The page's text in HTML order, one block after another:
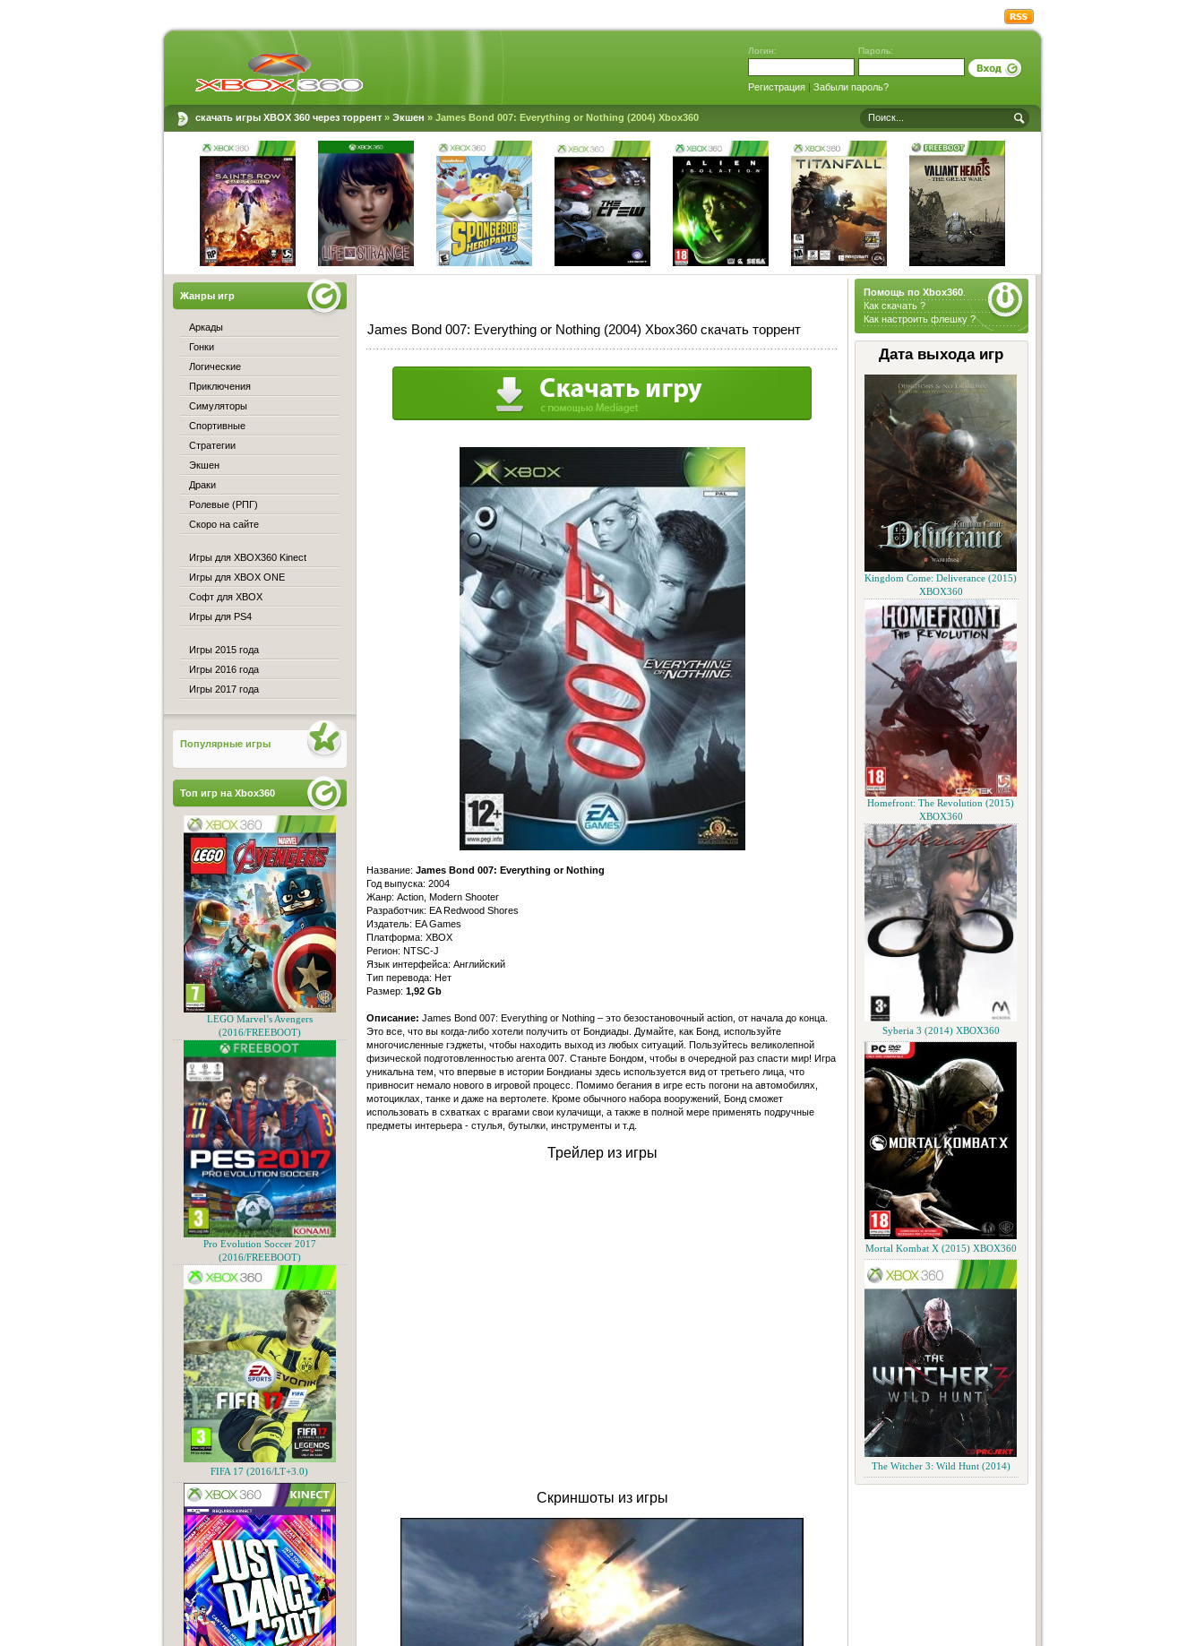
Логин: Пароль:
Регистрация| Забыли пароль?
скачать игры XBOX 360 через торрент» Экшен » James Bond 007: Everything or Nothing (2004) Xbox360
Помощь по Xbox360.
Как скачать ?
Как настроить флешку ?
Дата выхода игр
Kingdom Come: Deliverance (2015)
XBOX360
Homefront: The Revolution (2015)
XBOX360
Syberia 3 (2014) XBOX360
Mortal Kombat X (2015) XBOX360
The Witcher 3: Wild Hunt (2014)
James Bond 007: Everything or Nothing (2004) Xbox360 скачать торрент
Название: James Bond 007: Everything or Nothing
Год выпуска: 2004
Жанр: Action, Modern Shooter
Разработчик: EA Redwood Shores
Издатель: EA Games
Платформа: XBOX
Регион: NTSC-J
Язык интерфейса: Английский
Тип перевода: Нет
Размер: 1,92 Gb
Описание: James Bond 007: Everything or Nothing – это безостановочный action, от начала до конца.
Это все, что вы когда-либо хотели получить от Бондиады. Думайте, как Бонд, используйте
многочисленные гэджеты, чтобы находить выход из любых ситуаций. Пользуйтесь великолепной
физической подготовленностью агента 007. Станьте Бондом, чтобы в очередной раз спасти мир! Игра
уникальна тем, что впервые в истории Бондианы здесь используется вид от третьего лица, что
привносит немало нового в игровой процесс. Помимо бегания в игре есть погони на автомобилях,
мотоциклах, танке и даже на вертолете. Кроме обычного набора вооружений, Бонд сможет
использовать в схватках с врагами свои кулачищи, а также в полной мере применять подручные
предметы интерьера - стулья, бутылки, инструменты и т.д.
Трейлер из игры
Скриншоты из игры
Жанры игр
Аркады
Гонки
Логические
Приключения
Симуляторы
Спортивные
Стратегии
Экшен
Драки
Ролевые (РПГ)
Скоро на сайте
Игры для XBOX360 Kinect
Игры для XBOX ONE
Софт для XBOX
Игры для PS4
Игры 2015 года
Игры 2016 года
Игры 2017 года
Популярные игры
Топ игр на Xbox360
LEGO Marvel’s Avengers
(2016/FREEBOOT)
Pro Evolution Soccer 2017
(2016/FREEBOOT)
FIFA 17 (2016/LT+3.0)